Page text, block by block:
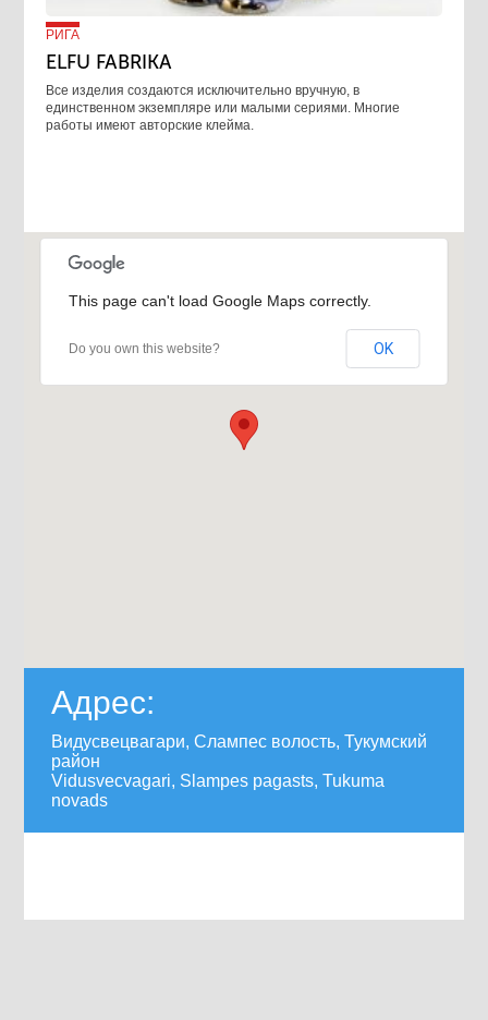
РИГА
ELFU FABRIKA
Все изделия создаются исключительно вручную, в
единственном экземпляре или малыми сериями. Многие
работы имеют авторские клейма.
This page can't load Google Maps correctly.
Do you own this website? OK
Адрес:
Видусвецвагари, Слампес волость, Тукумский
район
Vidusvecvagari, Slampes pagasts, Tukuma
novads